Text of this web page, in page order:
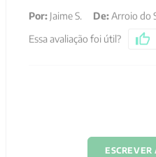
Por: Jaime S. De:Arroio do
Essa avaliação foi útil?